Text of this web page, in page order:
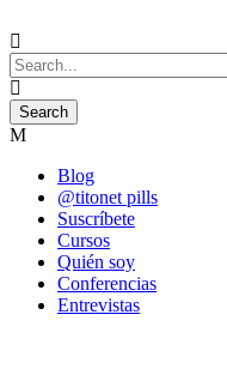
Blog
@titonet pills
Suscríbete
Cursos
Quién soy
Conferencias
Entrevistas